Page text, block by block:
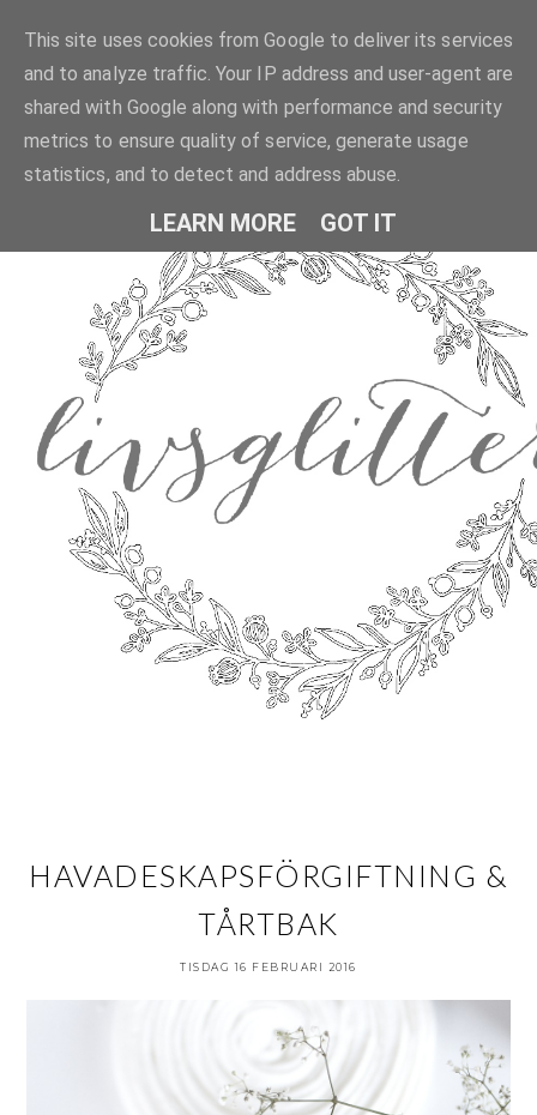
HAVADESKAPSFÖRGIFTNING &
TÅRTBAK
TISDAG 16 FEBRUARI 2016
This site uses cookies from Google to deliver its services
and to analyze traffic. Your IP address and user-agent are
shared with Google along with performance and security
metrics to ensure quality of service, generate usage
statistics, and to detect and address abuse.
LEARN MORE GOT IT